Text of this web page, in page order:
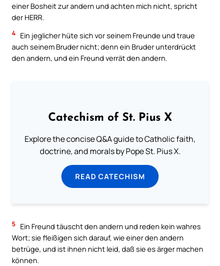
einer Bosheit zur andern und achten mich nicht, spricht
der HERR.
4 Ein jeglicher hüte sich vor seinem Freunde und traue
auch seinem Bruder nicht; denn ein Bruder unterdrückt
den andern, und ein Freund verrät den andern.
Catechism of St. Pius X
Explore the concise Q&A guide to Catholic faith,
doctrine, and morals by Pope St. Pius X.
READ CATECHISM
5
Ein Freund täuscht den andern und reden kein wahres
Wort; sie fleißigen sich darauf, wie einer den andern
betrüge, und ist ihnen nicht leid, daß sie es ärger machen
können.